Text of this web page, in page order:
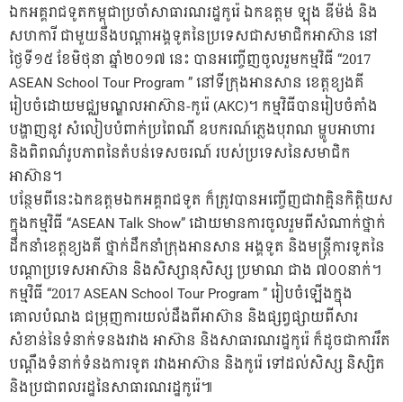
ឯកអគ្គរាជទូតកម្ពុជាប្រចាំសាធារណរដ្ឋកូរ៉េ ឯកឧត្តម ឡុង ឌីម៉ង់ និង
សហការី ជាមួយនឹងបណ្ដាអង្គទូតនៃប្រទេសជាសមាជិកអាស៊ាន នៅ
ថ្ងៃទី១៥ ខែមិថុនា ឆ្នាំ២០១៧ នេះ បានអញ្ចើញចូលរួមកម្មវិធី “2017
ASEAN School Tour Program ” នៅទីក្រុងអានសាន ខេត្តខ្យងគី
រៀបចំដោយមជ្ឈមណ្ឌលអាស៊ាន-កូរ៉េ (AKC)។ កម្មវិធីបានរៀបចំតាំង
បង្ហាញនូវ សំលៀបបំពាក់ប្រពៃណី ឧបករណ៍ភ្លេងបុរាណ ម្ហូបអាហារ
និងពិពណ៌រូបភាពនៃតំបន់ទេសចរណ៍ របស់ប្រទេសនៃសមាជិក
អាស៊ាន។
បន្ថែមពីនេះឯកឧត្តមឯកអគ្គរាជទូត ក៏ត្រូវបានអញ្ចើញជាវាគ្មិនកិត្តិយស
ក្នុងកម្មវិធី “ASEAN Talk Show” ដោយមានការចូលរួមពីសំណាក់ថ្នាក់
ដឹកនាំខេត្តខ្យងគី ថ្នាក់ដឹកនាំក្រុងអានសាន អង្គទូត និងមន្រ្តីការទូតនៃ
បណ្ដាប្រទេសអាស៊ាន និងសិស្សានុសិស្ស ប្រមាណ ជាង ៧០០នាក់។
កម្មវិធី “2017 ASEAN School Tour Program ” រៀបចំឡើងក្នុង
គោលបំណង ជម្រុញការយល់ដឹងពីអាស៊ាន និងផ្សព្វផ្សាយពីសារ
សំខាន់នៃទំនាក់ទនងរវាង អាស៊ាន និងសាធារណរដ្ឋកូរ៉េ ក៏ដូចជាការរឹត
បណ្ដឹងទំនាក់ទំនងការទូត រវាងអាស៊ាន និងកូរ៉េ ទៅដល់សិស្ស និស្សិត
និងប្រជាពលរដ្ឋនៃសាធារណរដ្ឋកូរ៉េ៕